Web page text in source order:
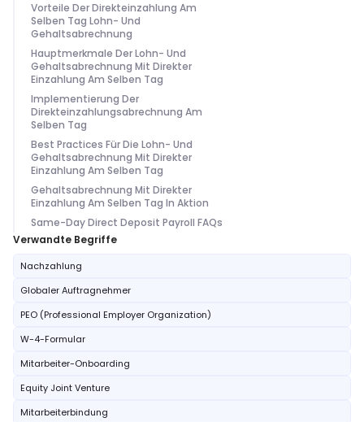
Vorteile Der Direkteinzahlung Am
Selben Tag Lohn- Und
Gehaltsabrechnung
Hauptmerkmale Der Lohn- Und
Gehaltsabrechnung Mit Direkter
Einzahlung Am Selben Tag
Implementierung Der
Direkteinzahlungsabrechnung Am
Selben Tag
Best Practices Für Die Lohn- Und
Gehaltsabrechnung Mit Direkter
Einzahlung Am Selben Tag
Gehaltsabrechnung Mit Direkter
Einzahlung Am Selben Tag In Aktion
Same-Day Direct Deposit Payroll FAQs
Verwandte Begriffe
Nachzahlung
Globaler Auftragnehmer
PEO (Professional Employer Organization)
W-4-Formular
Mitarbeiter-Onboarding
Equity Joint Venture
Mitarbeiterbindung